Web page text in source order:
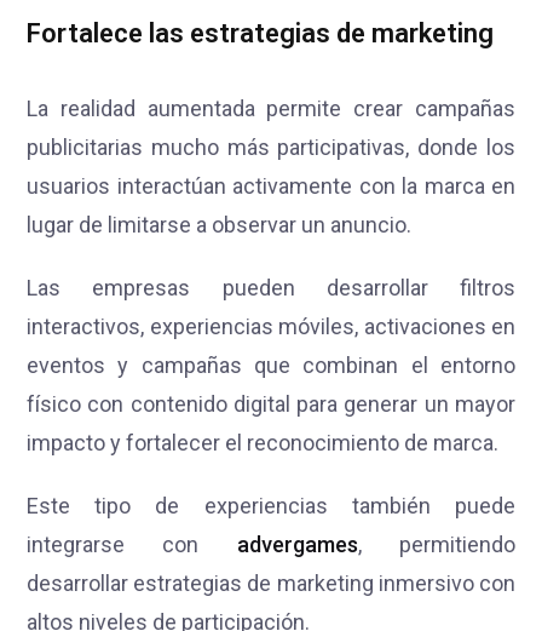
Fortalece las estrategias de marketing
La realidad aumentada permite crear campañas
publicitarias mucho más participativas, donde los
usuarios interactúan activamente con la marca en
lugar de limitarse a observar un anuncio.
Las empresas pueden desarrollar filtros
interactivos, experiencias móviles, activaciones en
eventos y campañas que combinan el entorno
físico con contenido digital para generar un mayor
impacto y fortalecer el reconocimiento de marca.
Este tipo de experiencias también puede
integrarse con advergames, permitiendo
desarrollar estrategias de marketing inmersivo con
altos niveles de participación.